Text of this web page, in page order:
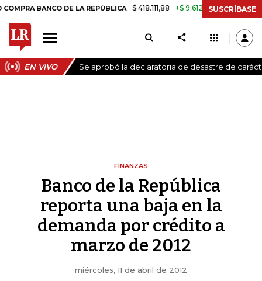
BANCO DE LA REPÚBLICA $ 418.111,88 +$ 9.612,91 +2,35% TASA
SUSCRÍBASE
EN VIVO Se aprobó la declaratoria de desastre de
FINANZAS
Banco de la República
reporta una baja en la
demanda por crédito a
marzo de 2012
miércoles, 11 de abril de 2012